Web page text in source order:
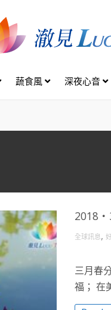
蔬食風 深夜心音
2018
全球訊息,
三月春
福； 在